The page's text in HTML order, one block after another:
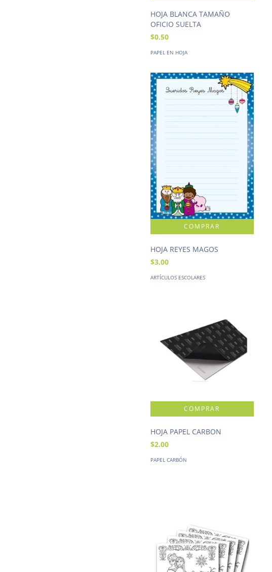
HOJA BLANCA TAMAÑO
OFICIO SUELTA
$0.50
PAPEL EN HOJA
HOJA REYES MAGOS
$3.00
ARTÍCULOS ESCOLARES
HOJA PAPEL CARBON
$2.00
PAPEL CARBÓN